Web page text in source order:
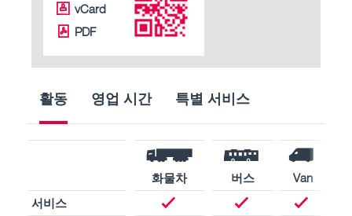
vCard
PDF
활동 영업 시간 특별 서비스
화물차 버스
Van
서비스